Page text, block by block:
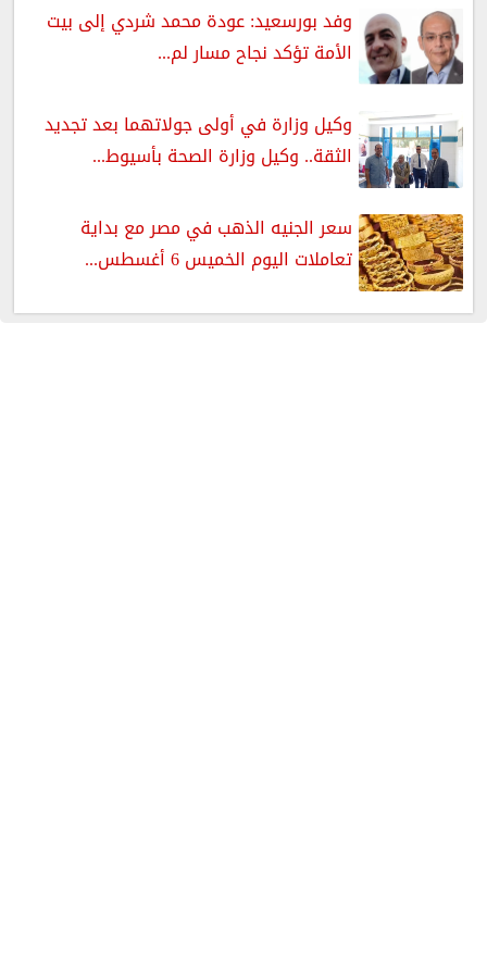
وفد بورسعيد: عودة محمد شردي إلى بيت
الأمة تؤكد نجاح مسار لم...
وكيل وزارة في أولى جولاتهما بعد تجديد
الثقة.. وكيل وزارة الصحة بأسيوط...
سعر الجنيه الذهب في مصر مع بداية
تعاملات اليوم الخميس 6 أغسطس...